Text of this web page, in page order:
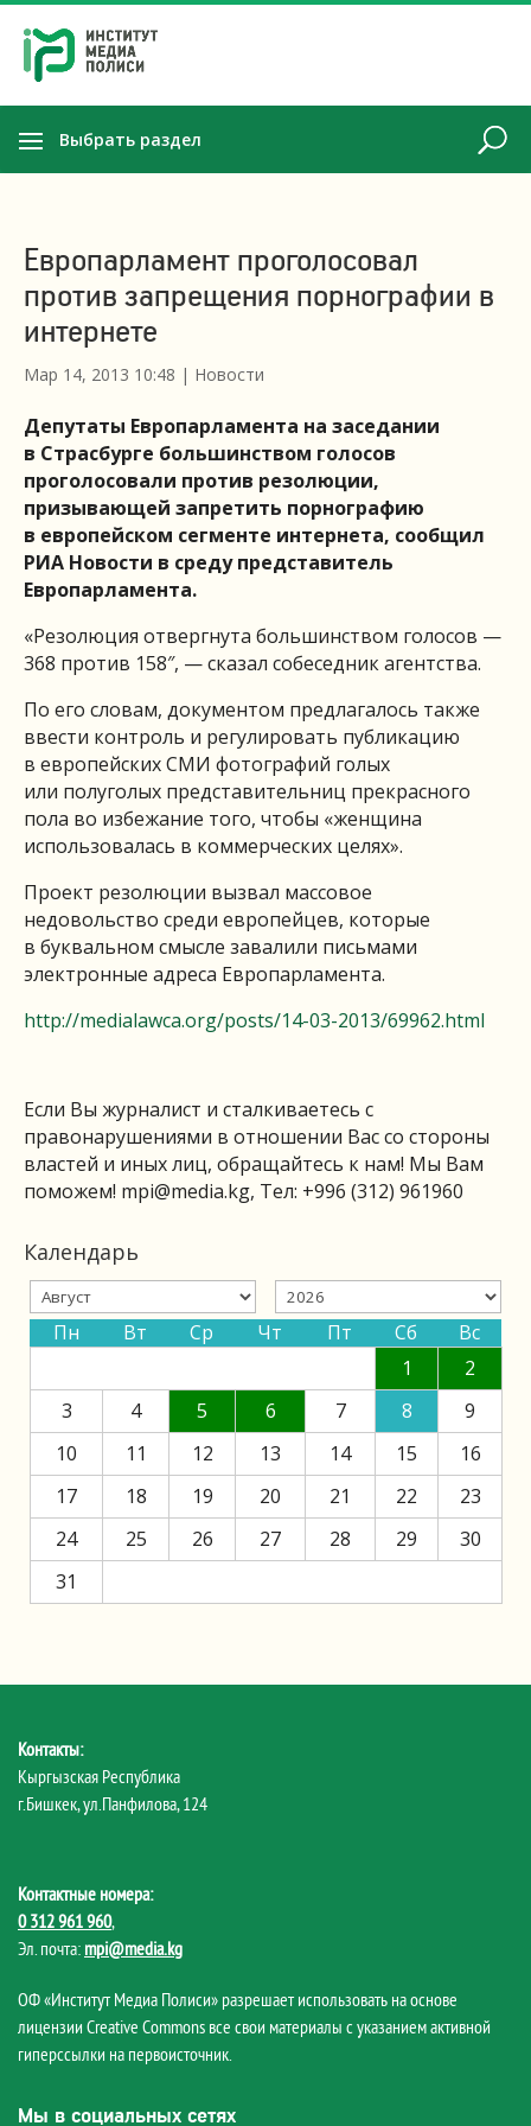
Выбрать раздел
Европарламент проголосовал
против запрещения порнографии в
интернете
Мар 14, 2013 10:48 | Новости
Депутаты Европарламента на заседании
в Страсбурге большинством голосов
проголосовали против резолюции,
призывающей запретить порнографию
в европейском сегменте интернета, сообщил
РИА Новости в среду представитель
Европарламента.
«Резолюция отвергнута большинством голосов —
368 против 158″, — сказал собеседник агентства.
По его словам, документом предлагалось также
ввести контроль и регулировать публикацию
в европейских СМИ фотографий голых
или полуголых представительниц прекрасного
пола во избежание того, чтобы «женщина
использовалась в коммерческих целях».
Проект резолюции вызвал массовое
недовольство среди европейцев, которые
в буквальном смысле завалили письмами
электронные адреса Европарламента.
http://medialawca.org/posts/14-03-2013/69962.html
Если Вы журналист и сталкиваетесь с
правонарушениями в отношении Вас со стороны
властей и иных лиц, обращайтесь к нам! Мы Вам
поможем! mpi@media.kg, Тел: +996 (312) 961960
Календарь
Пн Вт Ср Чт Пт Сб
Вс
1
2
3
4 5 6 7 8
9
10
11 12 13 14 15
16
17
18 19 20 21 22
23
24
25 26 27 28 29
30
31
Контакты:
Кыргызская Республика
г.Бишкек, ул.Панфилова, 124
Контактные номера:
0 312 961 960,
Эл. почта: mpi@media.kg
ОФ «Институт Медиа Полиси» разрешает использовать на основе
лицензии Creative Commons все свои материалы с указанием активной
гиперссылки на первоисточник.
Мы в социальных сетях